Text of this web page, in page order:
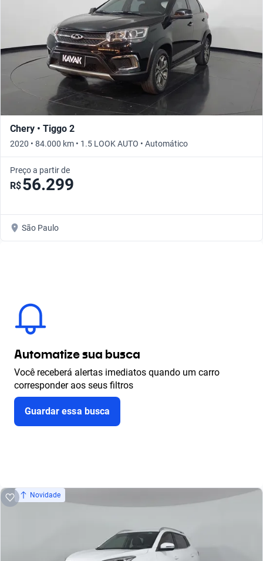
Chery • Tiggo 2
2020 • 84.000 km • 1.5 LOOK AUTO • Automático
Preço a partir de
R$56.299
São Paulo
Automatize sua busca
Você receberá alertas imediatos quando um carro
corresponder aos seus filtros
Guardar essa busca
Novidade